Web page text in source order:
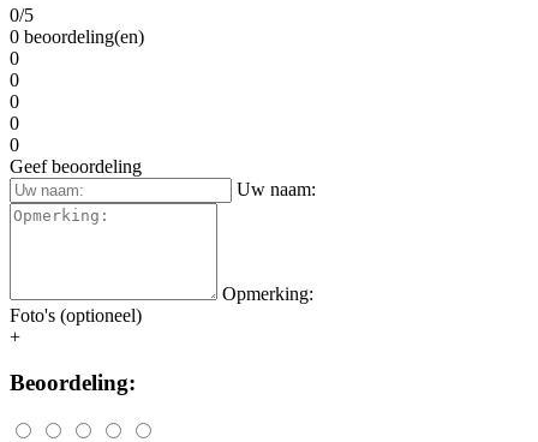
0/5
0 beoordeling(en)
0
0
0
0
0
Geef beoordeling
Uw naam:
Opmerking:
Foto's (optioneel)
+
Beoordeling: